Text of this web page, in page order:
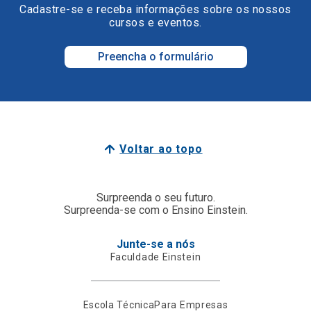
Cadastre-se e receba informações sobre os nossos
cursos e eventos.
Preencha o formulário
Voltar ao topo
Surpreenda o seu futuro.
Surpreenda-se com o Ensino Einstein.
Junte-se a nós
Faculdade Einstein
Escola TécnicaPara Empresas